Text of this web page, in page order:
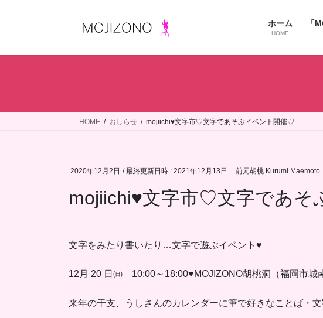
ホーム
HOME
「
HOME おしらせ mojiichi♥文字市♡文字であそぶイベント開催♡
2020年12月2日 / 最終更新日時 : 2021年12月13日 前元胡桃 Kurumi Maemoto
mojiichi♥文字市♡文字であそ
文字をみたり書いたり…文字で遊ぶイベント♥
12月 20 日㈰ 10:00～18:00♥MOJIZONO胡桃洞（福岡市城
来年の干支、うしさんのカレンダーに筆で好きなことば・